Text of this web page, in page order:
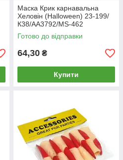
Маска Крик карнавальна
Хеловін (Halloween) 23-199/
К38/АА3792/MS-462
Готово до відправки
64,30 ₴
Купити